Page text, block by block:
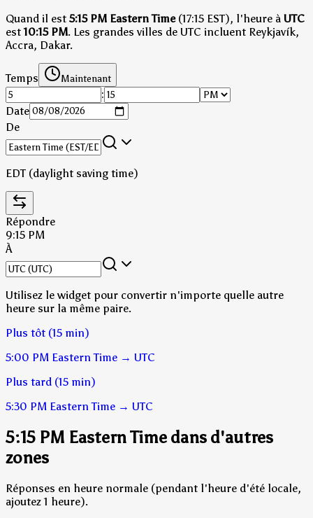
Quand il est 5:15 PM Eastern Time(17:15 EST), l'heure à UTC
est10:15 PM. Les grandes villes de UTC incluent Reykjavík,
Accra, Dakar.
Temps Maintenant
:
Date
De
EDT (daylight saving time)
Répondre
9:15 PM
À
Utilisez le widget pour convertir n'importe quelle autre
heure sur la même paire.
Plus tôt (15 min)
5:00 PM Eastern Time → UTC
Plus tard (15 min)
5:30 PM Eastern Time → UTC
5:15 PM Eastern Time dans d'autres
zones
Réponses en heure normale (pendant l'heure d'été locale,
ajoutez 1 heure).